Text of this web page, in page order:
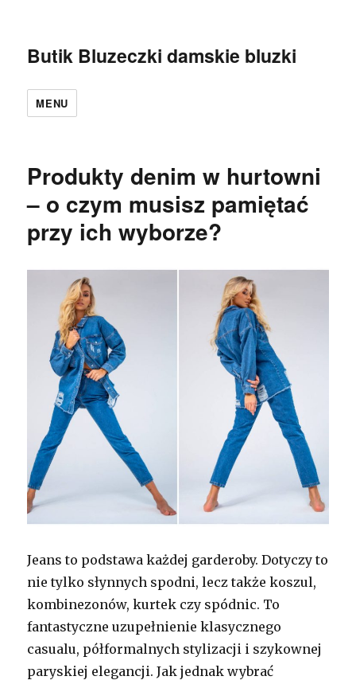
Butik Bluzeczki damskie bluzki
MENU
Produkty denim w hurtowni
– o czym musisz pamiętać
przy ich wyborze?
Jeans to podstawa każdej garderoby. Dotyczy to
nie tylko słynnych spodni, lecz także koszul,
kombinezonów, kurtek czy spódnic. To
fantastyczne uzupełnienie klasycznego
casualu, półformalnych stylizacji i szykownej
paryskiej elegancji. Jak jednak wybrać